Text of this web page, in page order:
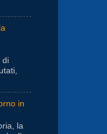
di
in
la